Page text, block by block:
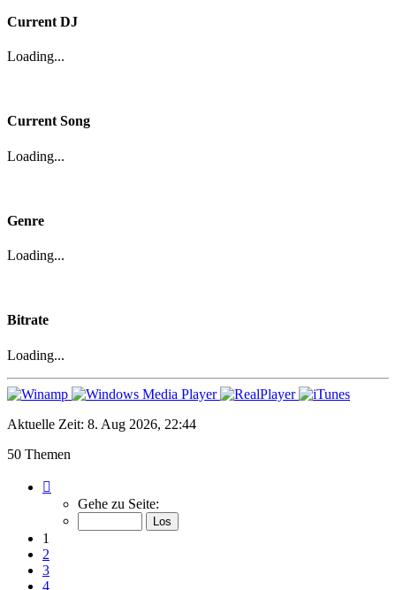
Current DJ
Loading...
Current Song
Loading...
Genre
Loading...
Bitrate
Loading...
Aktuelle Zeit: 8. Aug 2026, 22:44
50 Themen
von
Gehe zu Seite:
1
2
3
4